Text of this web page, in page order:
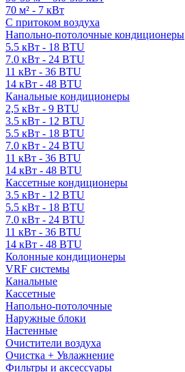
70 м² - 7 кВт
С притоком воздуха
Напольно-потолочные кондиционеры
5.5 кВт - 18 BTU
7.0 кВт - 24 BTU
11 кВт - 36 BTU
14 кВт - 48 BTU
Канальные кондиционеры
2,5 кВт - 9 BTU
3.5 кВт - 12 BTU
5.5 кВт - 18 BTU
7.0 кВт - 24 BTU
11 кВт - 36 BTU
14 кВт - 48 BTU
Кассетные кондиционеры
3.5 кВт - 12 BTU
5.5 кВт - 18 BTU
7.0 кВт - 24 BTU
11 кВт - 36 BTU
14 кВт - 48 BTU
Колонные кондиционеры
VRF системы
Канальные
Кассетные
Напольно-потолочные
Наружные блоки
Настенные
Очистители воздуха
Очистка + Увлажнение
Фильтры и аксессуары